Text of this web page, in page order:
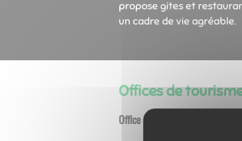
propose gites et
un cadre de vie agréable.
Offices de
Office de tourisme Sud Côte